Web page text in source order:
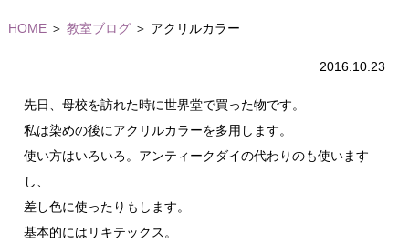
HOME＞ 教室ブログ＞ アクリルカラー
2016.10.23
先日、母校を訪れた時に世界堂で買った物です。
私は染めの後にアクリルカラーを多用します。
使い方はいろいろ。アンティークダイの代わりのも使います
し、
差し色に使ったりもします。
基本的にはリキテックス。